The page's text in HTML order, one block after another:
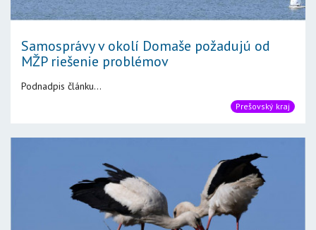
Samosprávy v okolí Domaše požadujú od
MŽP riešenie problémov
Podnadpis článku...
Prešovský kraj